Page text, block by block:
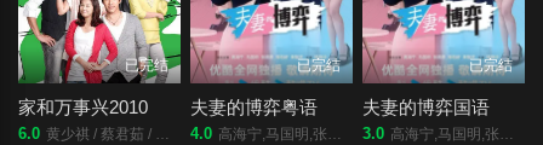
已完结
家和万事兴2010
6.0 黄少祺 / 蔡君茹 / 张凤书 / 谢承均 / 连静雯
已完结
夫妻的博弈粤语
4.0 高海宁,马国明,张颕康,郭柏妍,黄智贤,陈晓华,游嘉欣,何广沛,邓智坚
已完结
夫妻的博弈国语
3.0 高海宁,马国明,张颕康,郭柏妍,黄智贤,陈晓华,游嘉欣,何广沛,邓智坚